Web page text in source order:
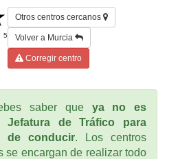
5
Otros centros cercanos
Volver a Murcia
Corregir centro
saber que ya no es
de Tráfico para
de conducir. Los centros
se encargan de realizar todo